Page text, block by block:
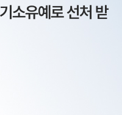
소유예로 선처 받